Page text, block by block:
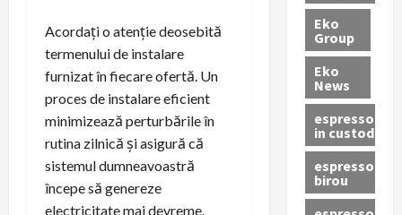
Acordați o atenție deosebită
termenului de instalare
furnizat în fiecare ofertă. Un
proces de instalare eficient
minimizează perturbările în
rutina zilnică și asigură că
sistemul dumneavoastră
începe să genereze
electricitate mai devreme.
Eko
Group
Eko
News
espressoare
in custodie
espressor
birou